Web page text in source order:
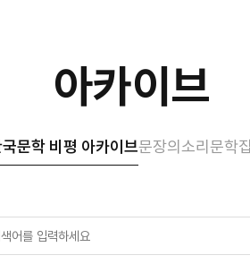
아카이브
문학 비평 아카이브문장의소리 문학